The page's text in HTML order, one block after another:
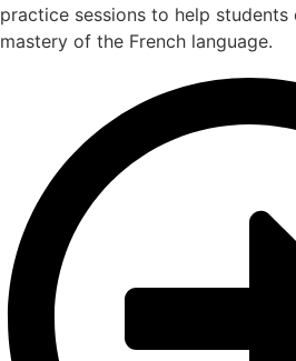
practice sessions to help
mastery of the French language.